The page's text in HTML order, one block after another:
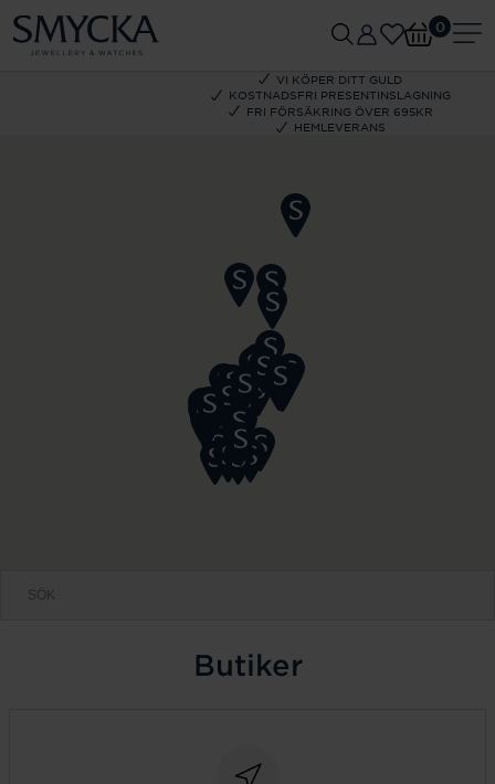
VI KÖPER DITT GULD
KOSTNADSFRI PRESENTINSLAGNING
FRI FÖRSÄKRING ÖVER 695KR
HEMLEVERANS
0
Butiker